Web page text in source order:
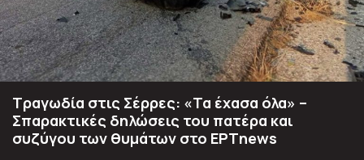
Τραγωδία στις Σέρρες: «Τα έχασα όλα» –
Σπαρακτικές δηλώσεις του πατέρα και
συζύγου των θυμάτων στο ΕΡΤnews